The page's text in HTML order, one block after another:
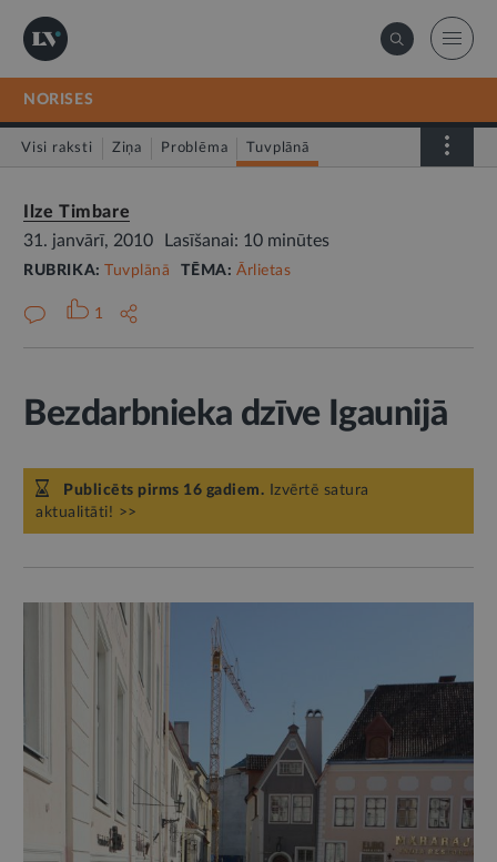
NORISES
Visi raksti Ziņa Problēma Tuvplānā
Ilze Timbare
31. janvārī, 2010
Lasīšanai: 10 minūtes
RUBRIKA: Tuvplānā TĒMA:Ārlietas
1
Bezdarbnieka dzīve Igaunijā
Publicēts pirms 16 gadiem. Izvērtē satura
aktualitāti! >>